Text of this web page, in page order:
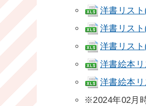
洋書リス
洋書リス
洋書リス
洋書絵本
洋書絵本
※2024年02月